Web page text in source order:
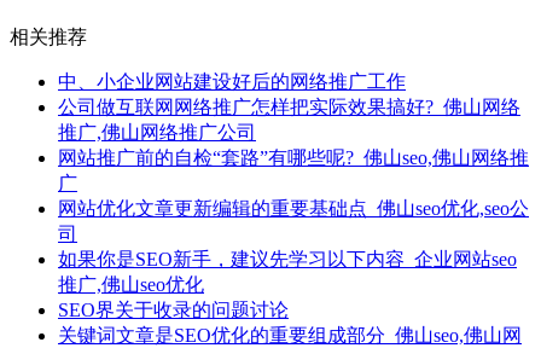
相关推荐
中、小企业网站建设好后的网络推广工作
公司做互联网网络推广怎样把实际效果搞好?_佛山网络
推广,佛山网络推广公司
网站推广前的自检“套路”有哪些呢?_佛山seo,佛山网络推
广
网站优化文章更新编辑的重要基础点_佛山seo优化,seo公
司
如果你是SEO新手，建议先学习以下内容_企业网站seo
推广,佛山seo优化
SEO界关于收录的问题讨论
关键词文章是SEO优化的重要组成部分_佛山seo,佛山网